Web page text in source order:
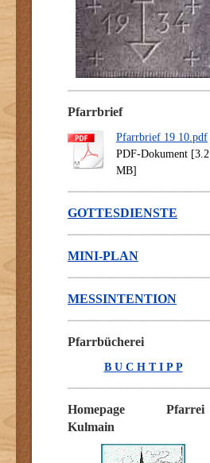
Pfarrbrief
Pfarrbrief 19 10.pdf
PDF-Dokument [3.2
MB]
GOTTESDIENSTE
MINI-PLAN
MESSINTENTION
Pfarrbücherei
B U C H T I P P
Homepage Pfarrei
Kulmain